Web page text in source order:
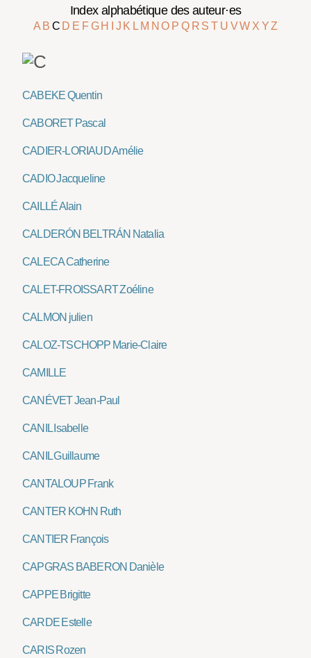
Index alphabétique des auteur·es
A B C D E F G H J K L M NO P Q R ST U VW X YZ
CABEKE Quentin
CABORET Pascal
CADIER-LORIAUD Amélie
CADIO Jacqueline
CAILLÉ Alain
CALDERÓN BELTRÁN Natalia
CALECA Catherine
CALET-FROISSART Zoéline
CALMON julien
CALOZ-TSCHOPP Marie-Claire
CAMILLE
CANÉVET Jean-Paul
CANIL Isabelle
CANIL Guillaume
CANTALOUP Frank
CANTER KOHN Ruth
CANTIER François
CAPGRAS BABERON Danièle
CAPPE Brigitte
CARDE Estelle
CARIS Rozen